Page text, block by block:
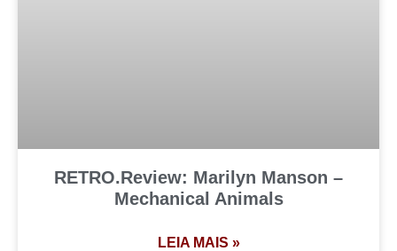
RETRO.Review: Marilyn Manson –
Mechanical Animals
LEIA MAIS »